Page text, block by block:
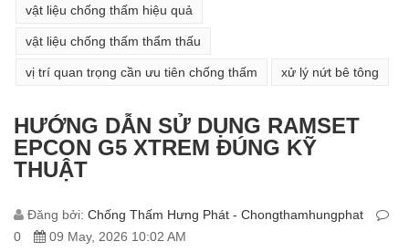
vật liệu chống thấm hiệu quả
vật liệu chống thấm thẩm thấu
vị trí quan trọng cần ưu tiên chống thấm xử lý nứt bê tông
HƯỚNG DẪN SỬ DỤNG RAMSET
EPCON G5 XTREM ĐÚNG KỸ
THUẬT
Đăng bởi: Chống Thấm Hưng Phát - Chongthamhungphat
0
09 May, 2026 10:02 AM